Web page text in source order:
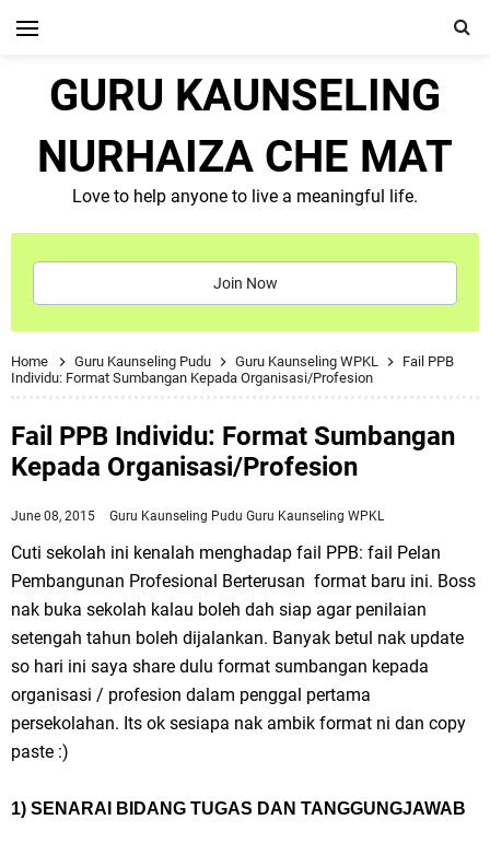
GURU KAUNSELING
NURHAIZA CHE MAT
Love to help anyone to live a meaningful life.
Join Now
Home Guru Kaunseling Pudu Guru Kaunseling WPKL
Fail PPB
Individu: Format Sumbangan Kepada Organisasi/Profesion
Fail PPB Individu: Format Sumbangan
Kepada Organisasi/Profesion
June 08, 2015 Guru Kaunseling Pudu Guru Kaunseling WPKL
Cuti sekolah ini kenalah menghadap fail PPB: fail Pelan
Pembangunan Profesional Berterusan format baru ini. Boss
nak buka sekolah kalau boleh dah siap agar penilaian
setengah tahun boleh dijalankan. Banyak betul nak update
so hari ini saya share dulu format sumbangan kepada
organisasi / profesion dalam penggal pertama
persekolahan. Its ok sesiapa nak ambik format ni dan copy
paste :)
1) SENARAI BIDANG TUGAS DAN TANGGUNGJAWAB